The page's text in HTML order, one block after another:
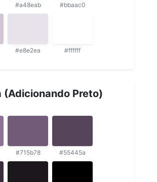
#a48eab #bbaac0
#e8e2ea #ffffff
(Adicionando Preto)
#715b78 #55445a